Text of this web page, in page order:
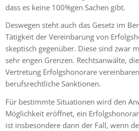
dass es keine 100%gen Sachen gibt.
Deswegen steht auch das Gesetz im
Tätigkeit der Vereinbarung von
skeptisch gegenüber. Diese sind zwar
sehr engen Grenzen. Rechtsanwälte,
Vertretung Erfolgshonorare
berufsrechtliche Sanktionen.
Für bestimmte Situationen wird den
Möglichkeit eröffnet, ein
ist insbesondere dann der Fall, wenn